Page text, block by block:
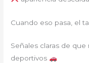
Cuando eso pasa, el
Señales claras de
deportivos